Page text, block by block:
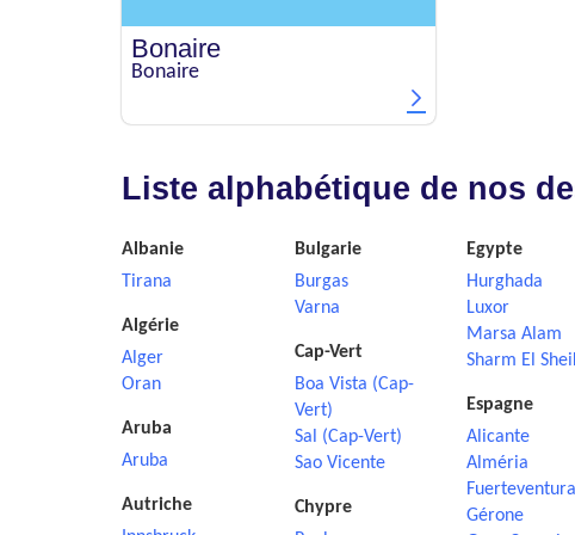
Bonaire
Bonaire
Liste alphabétique de nos
Albanie
Tirana
Algérie
Alger
Oran
Aruba
Aruba
Autriche
Bulgarie
Burgas
Varna
Cap-Vert
Boa Vista (Cap-
Vert)
Sal (Cap-Vert)
Sao Vicente
Chypre
Egypte
Hurghada
Luxor
Marsa Alam
Sharm El
Espagne
Alicante
Alméria
Fuerteventura
Gérone